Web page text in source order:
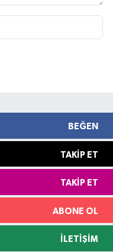
BEĞEN
TAKIP ET
TAKIP ET
ABONE OL
İLETIŞIM